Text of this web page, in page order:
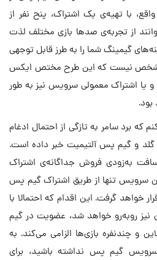
با تهیه‌ی یک اشتراک، پنح نفر از
از تجربه‌ی صدها بازی مختلف لذت
گیمینگ شما را به طرز قابل توجهی
مشخص نیست که این طرح مختص ایکس
اشتراک معمولی سرویس نیز به طور
بود.
که برد سامر به تازگی از احتمال ادغام
و گیم پس آلتیمیت خبر داده است.
به‌زودی فروش جداگانه‌ی اشتراک
سرویس تنها از طریق اشتراک گیم پس
خواهد گرفت. این اقدام که احتمالا با
نیز روبه‌رو خواهد شد، عضویت در گیم
و چندنفره بازی‌ها الزامی می‌کند. به
سرویس گیم پس نداشته باشید، برای